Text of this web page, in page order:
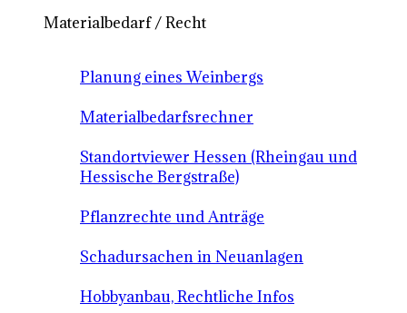
Materialbedarf / Recht
Planung eines Weinbergs
Materialbedarfsrechner
Standortviewer Hessen (Rheingau und
Hessische Bergstraße)
Pflanzrechte und Anträge
Schadursachen in Neuanlagen
Hobbyanbau, Rechtliche Infos